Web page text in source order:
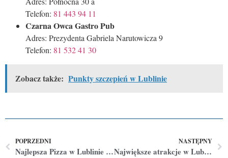
Telefon: 81 443 94 11
Czarna Owca Gastro Pub
Adres: Prezydenta Gabriela Narutowicza 9
Telefon: 81 532 41 30
Zobacz także: Punkty szczepień w Lublinie
POPRZEDNI
Najlepsza Pizza w Lublinie – Gdzie na pizze włoską w Lublinie?
NASTĘPNY
Największe atrakcje w Lublinie